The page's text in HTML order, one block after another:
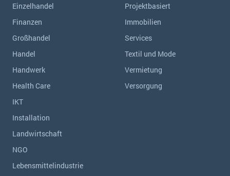
Einzelhandel
Finanzen
Großhandel
Handel
Handwerk
Health Care
IKT
Installation
Landwirtschaft
NGO
Lebensmittelindustrie
Projektbasiert
Immobilien
Services
Textil und Mode
Vermietung
Versorgung